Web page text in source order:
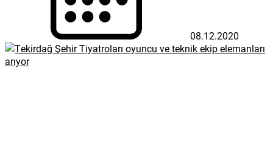
08.12.2020